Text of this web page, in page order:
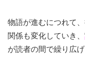
物語が進むにつれて
関係も変化していき、
が読者の間で繰り広げ